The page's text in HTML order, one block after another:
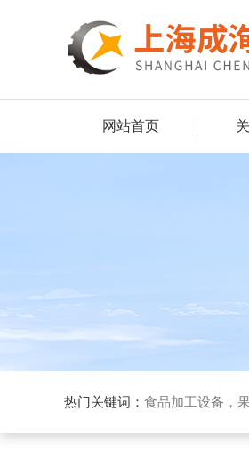
网站首页
热门关键词： 食品加工设备，果蔬原浆原汁加工设